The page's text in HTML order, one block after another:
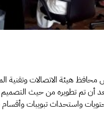
محافظ هيئة الاتصالات
بعد أن تم تطويره من حيث
واستحداث تبويبات